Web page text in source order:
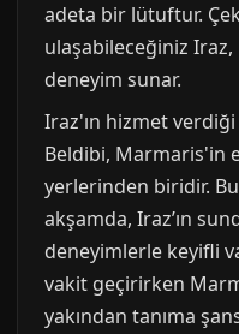
adeta bir lütuftur.
ulaşabileceğiniz Iraz,
deneyim sunar.
Iraz'ın hizmet
Beldibi, Marmaris'in
yerlerinden biridir.
akşamda, Iraz’ın
deneyimlerle keyifli
vakit geçirirken
yakından tanıma